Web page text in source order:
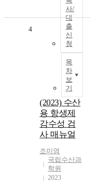
사/
대
출
신
청
목
차
보
기
4
(2023) 수산
용 항생제
감수성 검
사 매뉴얼
조미영
국립수산과
학원
2023